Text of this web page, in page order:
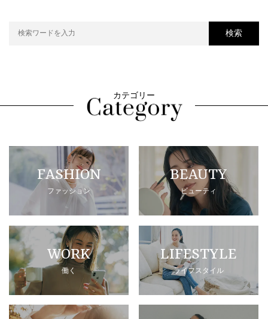
検索
カテゴリー
FASHION
ファッション
BEAUTY
ビューティ
WORK
働く
LIFESTYLE
ライフスタイル